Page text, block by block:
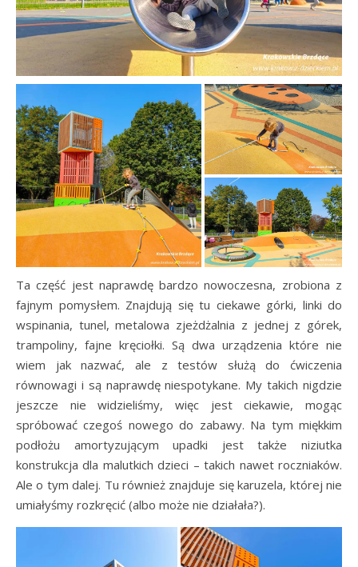
Ta część jest naprawdę bardzo nowoczesna, zrobiona z
fajnym pomysłem. Znajdują się tu ciekawe górki, linki do
wspinania, tunel, metalowa zjeżdżalnia z jednej z górek,
trampoliny, fajne kręciołki. Są dwa urządzenia które nie
wiem jak nazwać, ale z testów służą do ćwiczenia
równowagi i są naprawdę niespotykane. My takich nigdzie
jeszcze nie widzieliśmy, więc jest ciekawie, mogąc
spróbować czegoś nowego do zabawy. Na tym miękkim
podłożu amortyzującym upadki jest także niziutka
konstrukcja dla malutkich dzieci – takich nawet roczniaków.
Ale o tym dalej. Tu również znajduje się karuzela, której nie
umiałyśmy rozkręcić (albo może nie działała?).